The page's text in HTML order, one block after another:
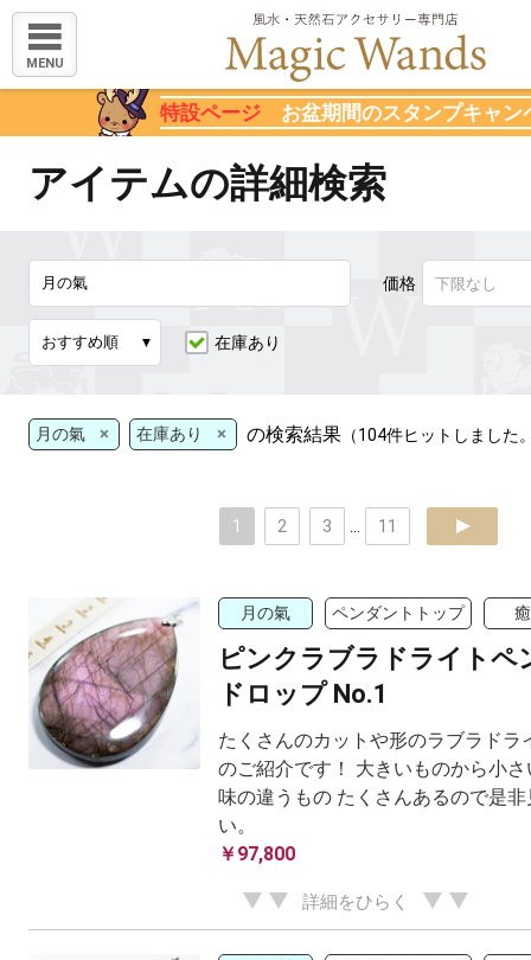
MENU
特設ページ お盆期間のスタンプキャン
アイテムの詳細検索
価格
在庫あり
月の氣 × 在庫あり × の検索結果 （104件ヒットしました
1 2 3 11 next
月の氣 ペンダントトップ
ピンクラブラドライトペ
ドロップ No.1
たくさんのカットや形のラブラドラ
のご紹介です！ 大きいものから小
味の違うもの たくさんあるので是
い。
￥97,800
詳細をひらく